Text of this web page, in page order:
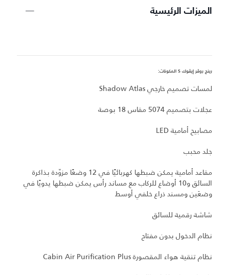
الميزات الرئيسية
رينج روڤر إيڤوك S المكونات:
لمسات تصميم خارجي Shadow Atlas
عجلات بتصميم 5074 مقاس 18 بوصة
مصابيح أمامية LED
جلد محبب
مقاعد أمامية يمكن ضبطها كهربائيًا في 12 وضعًا مزوّدة بذاكرة
السائق و10 أوضاع للركاب مع مساند رأس يمكن ضبطها يدويًا في
وضعَين ومسند ذراع خلفي أوسط
شاشة رقمية للسائق
نظام الدخول بدون مفتاح
نظام تنقية هواء المقصورة Cabin Air Purification Plus